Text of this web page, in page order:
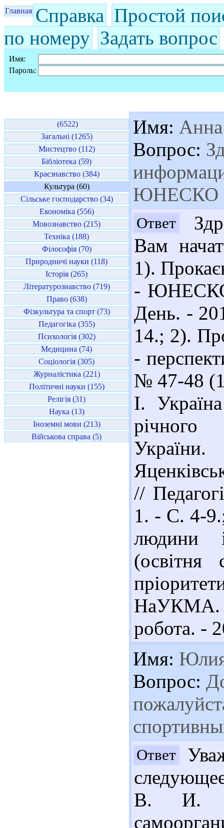
Главная Справка Простой
по номеру Задать вопрос
Имя:
Пароль:
(6522)
Загальні (1265)
Мистецтво (112)
Бібліотека (59)
Краєзнавство (384)
Культура (60)
Сільське господарство (34)
Економіка (556)
Мовознавство (215)
Техніка (188)
Філософія (70)
Природничі науки (118)
Історія (265)
Літературознавство (719)
Право (638)
Фізкультура та спорт (73)
Педагогіка (355)
Психологія (302)
Медицина (74)
Соціологія (305)
Журналістика (221)
Політичні науки (155)
Релігія (31)
Наука (13)
Іноземні мови (213)
Військова справа (5)
Имя: Анна
Вопрос:
ЮНЕСКО
Ответ
Вам
1).
- ЮНЕСКО.
День. -
14.; 2).
-
№ 47-48
І.
річного
//
1. - С. 4-
людини
НаУКМА.
робота. -
Имя:
Вопрос:
Ответ
В. И.